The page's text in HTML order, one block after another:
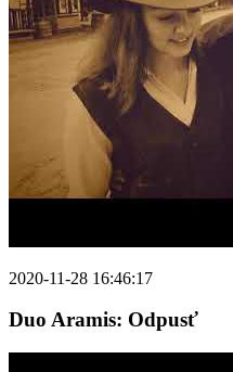
2020-11-28 16:46:17
Duo Aramis: Odpusť